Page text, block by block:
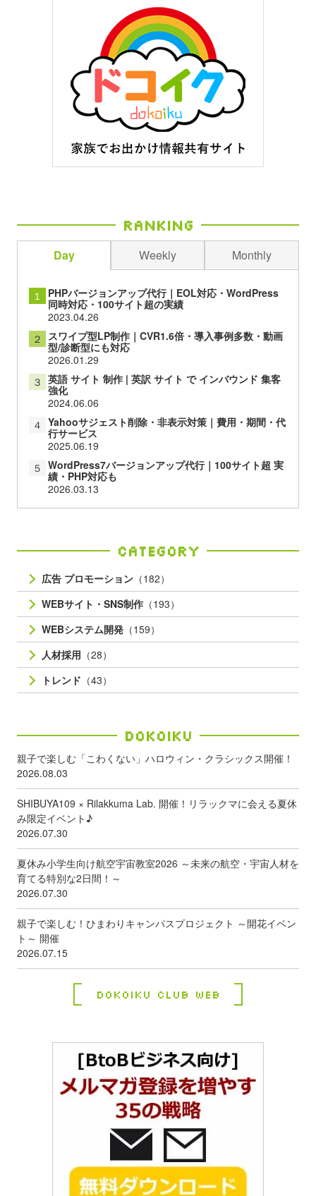
Ranking
Day Weekly Monthly
１ PHPバージョンアップ代行｜EOL対応・WordPress
同時対応・100サイト超の実績
2023.04.26
２ スワイプ型LP制作｜CVR1.6倍・導入事例多数・動画
型/診断型にも対応
2026.01.29
３ 英語 サイト 制作 | 英訳 サイト で インバウンド 集客
強化
2024.06.06
４ Yahooサジェスト削除・非表示対策｜費用・期間・代
行サービス
2025.06.19
５ WordPress7バージョンアップ代行｜100サイト超 実
績・PHP対応も
2026.03.13
Category
広告 プロモーション （182）
WEBサイト・SNS制作 （193）
WEBシステム開発 （159）
人材採用 （28）
トレンド （43）
Dokoiku
親子で楽しむ「こわくない」ハロウィン・クラシックス開催！
2026.08.03
SHIBUYA109 × Rilakkuma Lab. 開催！リラックマに会える夏休
み限定イベント♪
2026.07.30
夏休み小学生向け航空宇宙教室2026 ～未来の航空・宇宙人材を
育てる特別な2日間！～
2026.07.30
親子で楽しむ！ひまわりキャンパスプロジェクト ～開花イベン
ト～ 開催
2026.07.15
Dokoiku Club Web